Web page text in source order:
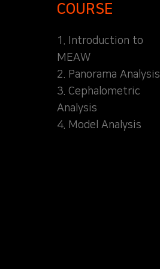
COURSE
1. Introduction to
MEAW
2. Panorama Analysis
3. Cephalometric
Analysis
4. Model Analysis